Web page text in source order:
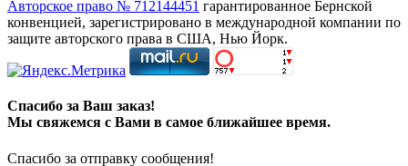
Авторское право № 712144451 гарантированное Бернской
конвенцией, зарегистрировано в международной компании по
защите авторского права в США, Нью Йорк.
Спасибо за Ваш заказ!
Мы свяжемся с Вами в самое ближайшее время.
Спасибо за отправку сообщения!